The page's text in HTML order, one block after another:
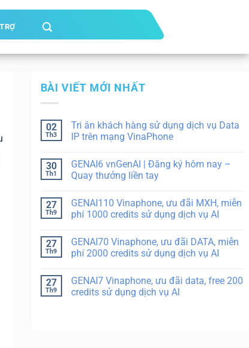
BÀI VIẾT MỚI NHẤT
02
Th3
Tri ân khách hàng sử dụng dịch vụ Data
IP trên mạng VinaPhone
30
Th1
GENAI6 vnGenAI | Đăng ký hôm nay –
Quay thưởng liền tay
27
Th9
GENAI110 Vinaphone, ưu đãi MXH, miễn
phí 1000 credits sử dụng dịch vụ AI
27
Th9
GENAI70 Vinaphone, ưu đãi DATA, miễn
phí 2000 credits sử dụng dịch vụ AI
27
Th9
GENAI7 Vinaphone, ưu đãi data, free 200
credits sử dụng dịch vụ AI